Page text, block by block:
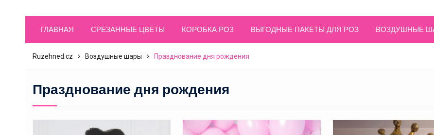
ГЛАВНАЯ СРЕЗАННЫЕ ЦВЕТЫ КОРОБКА РОЗ ВЫГОДНЫЕ ПАКЕТЫ ДЛЯ РОЗ ВОЗДУШНЫЕ
Ruzehned.cz Воздушные шары Празднование дня рождения
Празднование дня рождения